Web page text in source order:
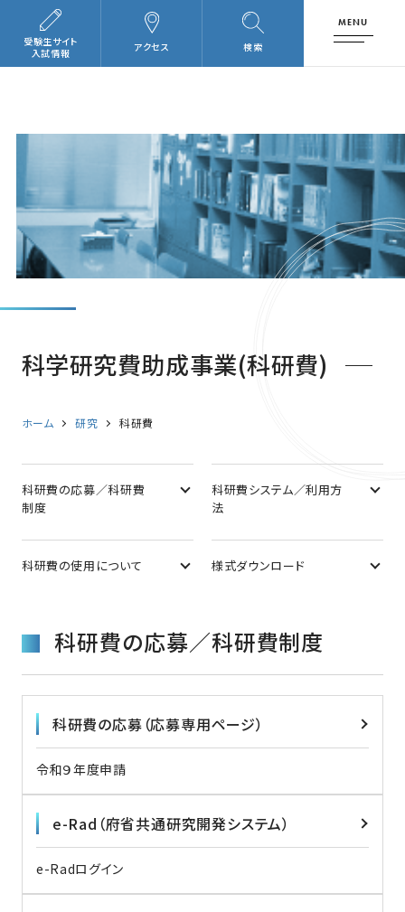
検索
アクセス
受験生サイト
入試情報
MENU
科学研究費助成事業(科研費)
ホーム 研究 科研費
科研費の応募／科研費
制度
科研費システム／利用方
法
科研費の使用について 様式ダウンロード
科研費の応募／科研費制度
科研費の応募（応募専用ページ）
令和９年度申請
e-Rad（府省共通研究開発システム）
e-Radログイン